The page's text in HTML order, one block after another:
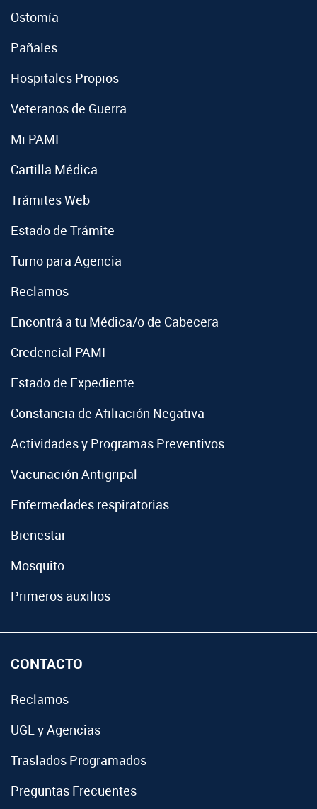
Ostomía
Pañales
Hospitales Propios
Veteranos de Guerra
Mi PAMI
Cartilla Médica
Trámites Web
Estado de Trámite
Turno para Agencia
Reclamos
Encontrá a tu Médica/o de Cabecera
Credencial PAMI
Estado de Expediente
Constancia de Afiliación Negativa
Actividades y Programas Preventivos
Vacunación Antigripal
Enfermedades respiratorias
Bienestar
Mosquito
Primeros auxilios
CONTACTO
Reclamos
UGL y Agencias
Traslados Programados
Preguntas Frecuentes